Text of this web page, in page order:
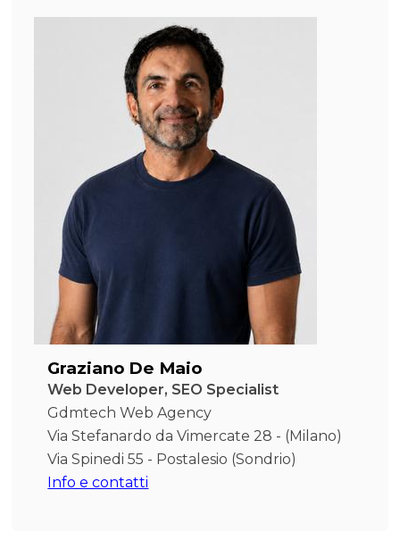
Graziano De Maio
Web Developer, SEO Specialist
Gdmtech Web Agency
Via Stefanardo da Vimercate 28 - (Milano)
Via Spinedi 55 - Postalesio (Sondrio)
Info e contatti